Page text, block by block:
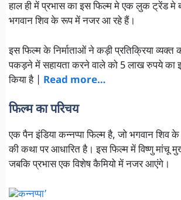
हाल ही में प्रभास का इस फिल्म मे एक लुक ट्रेंड मे
भगवान शिव के रूप में नजर आ रहे हैं।
इस फिल्म के निर्माताओं ने कड़ी प्रतिक्रिया व्यक्त
पकड़ने में सहायता करने वाले को 5 लाख रुपये का
किया है | Read more…
फिल्म का परिचय
एक पैन इंडिया कन्नप्पा फिल्म है, जो भगवान शिव
की कथा पर आधारित है। इस फिल्म में विष्णु मांचू
जबकि प्रभास एक विशेष कैमियो में नजर आएंगे।